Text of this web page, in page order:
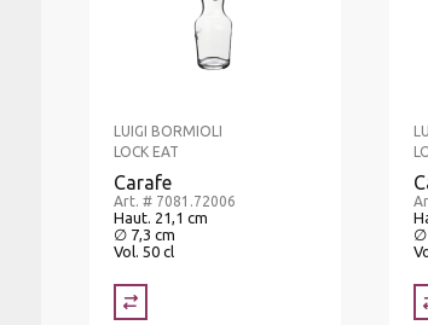
LUIGI BORMIOLI
LOCK EAT
Carafe
Art. # 7081.72006
Haut. 21,1 cm
∅ 7,3 cm
Vol. 50 cl
∅